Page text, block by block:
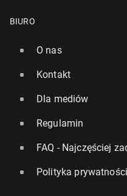
BIURO
O nas
Kontakt
Dla mediów
Regulamin
FAQ - Najczęściej
Polityka